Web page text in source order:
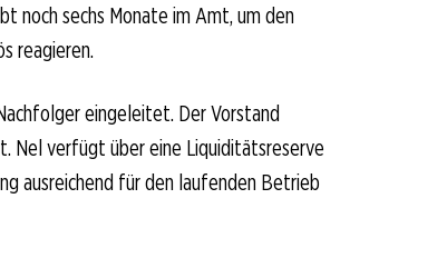
noch sechs Monate im Amt, um den
reagieren.
eingeleitet. Der Vorstand
Nel verfügt über eine Liquiditätsreserve
ausreichend für den laufenden Betrieb